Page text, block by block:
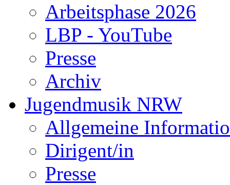
Arbeitsphase 2026
LBP - YouTube
Presse
Archiv
Jugendmusik NRW
Allgemeine
Dirigent/in
Presse